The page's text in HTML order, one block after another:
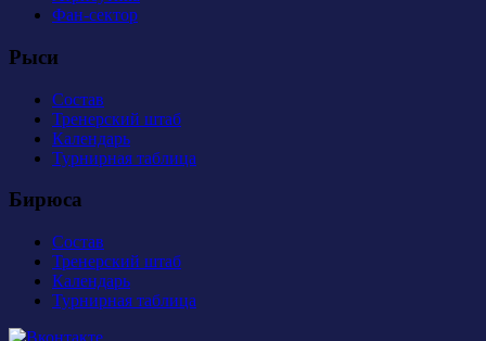
Фан-сектор
Рыси
Состав
Тренерский штаб
Календарь
Турнирная таблица
Бирюса
Состав
Тренерский штаб
Календарь
Турнирная таблица